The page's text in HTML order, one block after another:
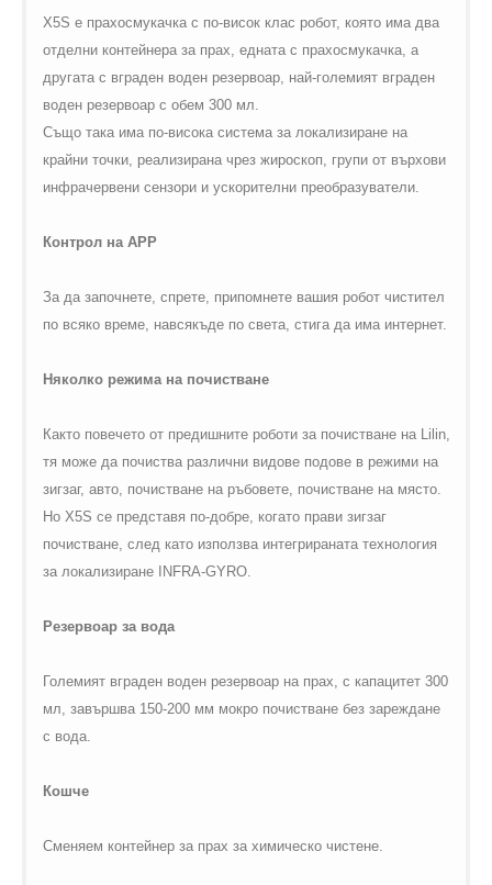
X5S е прахосмукачка с по-висок клас робот, която има два
отделни контейнера за прах, едната с прахосмукачка, а
другата с вграден воден резервоар, най-големият вграден
воден резервоар с обем 300 мл.
Също така има по-висока система за локализиране на
крайни точки, реализирана чрез жироскоп, групи от върхови
инфрачервени сензори и ускорителни преобразуватели.
Контрол на APP
За да започнете, спрете, припомнете вашия робот чистител
по всяко време, навсякъде по света, стига да има интернет.
Няколко режима на почистване
Както повечето от предишните роботи за почистване на Lilin,
тя може да почиства различни видове подове в режими на
зигзаг, авто, почистване на ръбовете, почистване на място.
Но X5S се представя по-добре, когато прави зигзаг
почистване, след като използва интегрираната технология
за локализиране INFRA-GYRO.
Резервоар за вода
Големият вграден воден резервоар на прах, с капацитет 300
мл, завършва 150-200 мм мокро почистване без зареждане
с вода.
Кошче
Сменяем контейнер за прах за химическо чистене.